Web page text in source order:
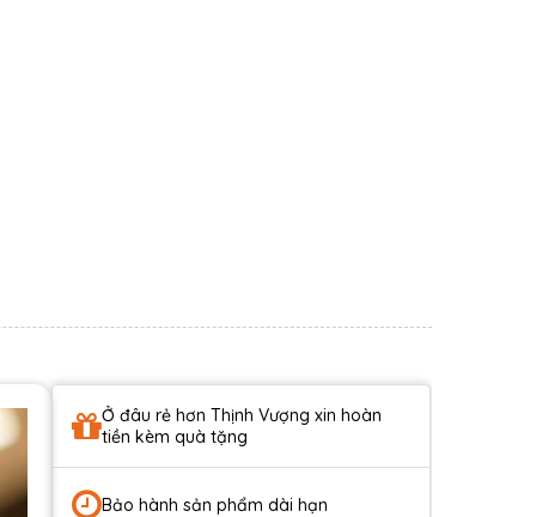
Ở đâu rẻ hơn Thịnh Vượng xin hoàn
tiền kèm quà tặng
Bảo hành sản phẩm dài hạn